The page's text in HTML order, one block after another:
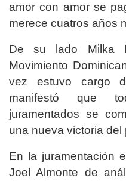
amor con amor se
merece cuatros años
De su lado Milka
Movimiento
vez estuvo cargo
manifestó que
juramentados se
una nueva victoria del
En la juramentación
Joel Almonte de